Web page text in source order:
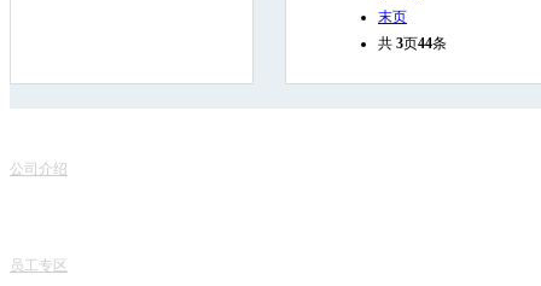
末页
共 3页44条
公司介绍
员工专区